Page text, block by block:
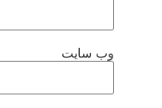
وب‌ سایت